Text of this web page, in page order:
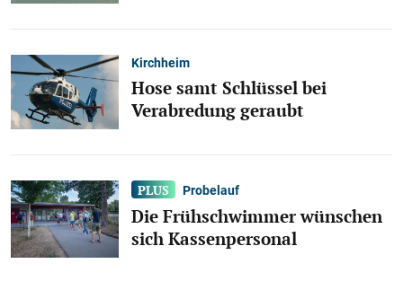
Kirchheim
Hose samt Schlüssel bei
Verabredung geraubt
Probelauf
Die Frühschwimmer wünschen
sich Kassenpersonal